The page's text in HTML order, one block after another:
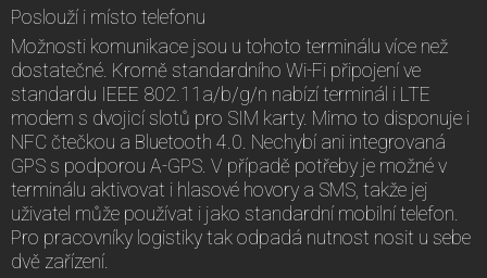
Poslouží i místo telefonu
Možnosti komunikace jsou u tohoto terminálu více než
dostatečné. Kromě standardního Wi-Fi připojení ve
standardu IEEE 802.11a/b/g/n nabízí terminál i LTE
modem s dvojicí slotů pro SIM karty. Mimo to disponuje i
NFC čtečkou a Bluetooth 4.0. Nechybí ani integrovaná
GPS s podporou A-GPS. V případě potřeby je možné v
terminálu aktivovat i hlasové hovory a SMS, takže jej
uživatel může používat i jako standardní mobilní telefon.
Pro pracovníky logistiky tak odpadá nutnost nosit u sebe
dvě zařízení.